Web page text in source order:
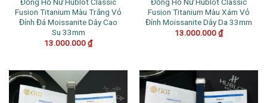
Fusion Titanium Màu Trắng Vỏ
Đính Đá Moissanite Dây Cao
Su 33mm
13.000.000₫
Fusion Titanium Màu Xám Vỏ
Đính Moissanite Dây Da 33mm
13.000.000₫